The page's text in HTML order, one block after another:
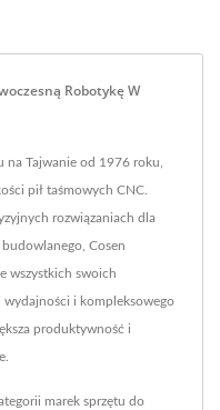
Robotykę W
na Tajwanie od 1976 roku,
pił taśmowych CNC.
rozwiązaniach dla
Cosen
wszystkich swoich
wydajności i kompleksowego
produktywność i
marek sprzętu do